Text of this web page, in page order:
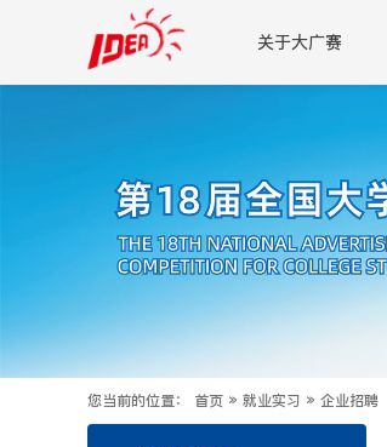
关于大广赛
您当前的位置： 首页 » 就业实习 » 企业招聘